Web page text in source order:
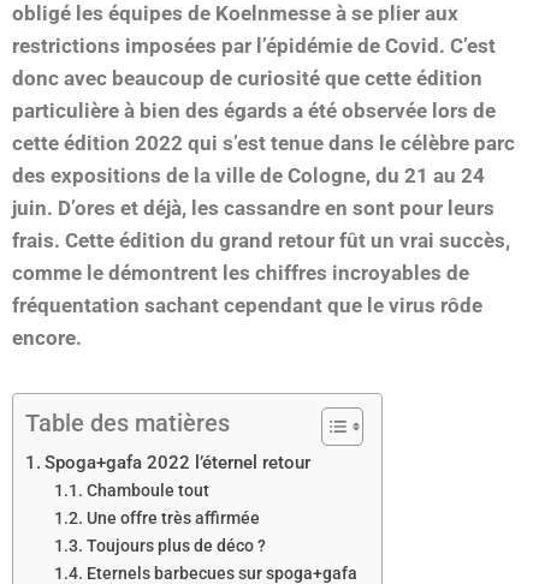
obligé les équipes de Koelnmesse à se plier aux
restrictions imposées par l’épidémie de Covid. C’est
donc avec beaucoup de curiosité que cette édition
particulière à bien des égards a été observée lors de
cette édition 2022 qui s’est tenue dans le célèbre parc
des expositions de la ville de Cologne, du 21 au 24
juin. D’ores et déjà, les cassandre en sont pour leurs
frais. Cette édition du grand retour fût un vrai succès,
comme le démontrent les chiffres incroyables de
fréquentation sachant cependant que le virus rôde
encore.
Table des matières
Spoga+gafa 2022 l’éternel retour
Chamboule tout
Une offre très affirmée
Toujours plus de déco ?
Eternels barbecues sur spoga+gafa